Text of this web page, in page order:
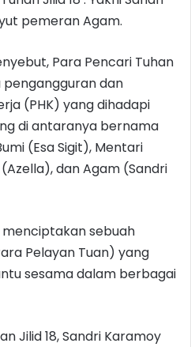
pemeran Agam.
Para Pencari Tuhan
pengangguran dan
(PHK) yang dihadapi
di antaranya bernama
(Esa Sigit), Mentari
dan Agam (Sandri
sebuah
Pelayan Tuan) yang
sesama dalam berbagai
Jilid 18, Sandri Karamoy